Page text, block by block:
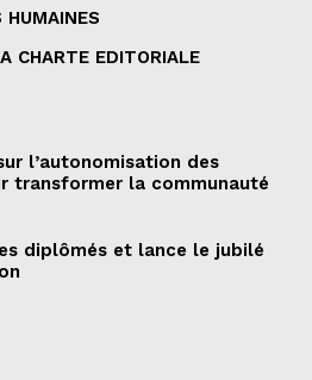
HUMAINES
CHARTE EDITORIALE
l’autonomisation des
transformer la communauté
diplômés et lance le jubilé